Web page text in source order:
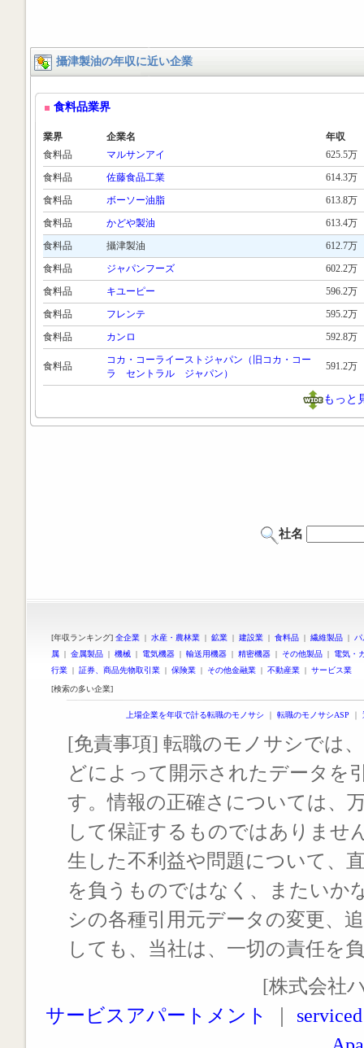
攝津製油の年収に近い企業
食料品業界
業界 企業名
年収
食料品
マルサンアイ
625.5万
食料品
佐藤食品工業
614.3万
食料品
ボーソー油脂
613.8万
食料品
かどや製油
613.4万
食料品
攝津製油
612.7万
食料品
ジャパンフーズ
602.2万
食料品
キユーピー
596.2万
食料品
フレンテ
595.2万
食料品
カンロ 592.8万
食料品
コカ・コーライーストジャパン（旧コカ・コー
ラ セントラル ジャパン）
591.2万
もっと
社名
[年収ランキング] 全企業 | 水産・農林業 | 鉱業 | 建設業 | 食料品 | 繊維製品 |
属 | 金属製品 | 機械 | 電気機器 | 輸送用機器 | 精密機器 | その他製品 | 電気・
行業 | 証券、商品先物取引業 | 保険業 | その他金融業 | 不動産業 | サービス業
[検索の多い企業]
上場企業を年収で計る転職のモノサシ ｜ 転職のモノサシASP ｜
[免責事項] 転職のモノサシでは
どによって開示されたデータを
す。情報の正確さについては、
して保証するものではありませ
生した不利益や問題について、
を負うものではなく、またいか
シの各種引用元データの変更、
しても、当社は、一切の責任を
[株式会社
サービスアパートメント